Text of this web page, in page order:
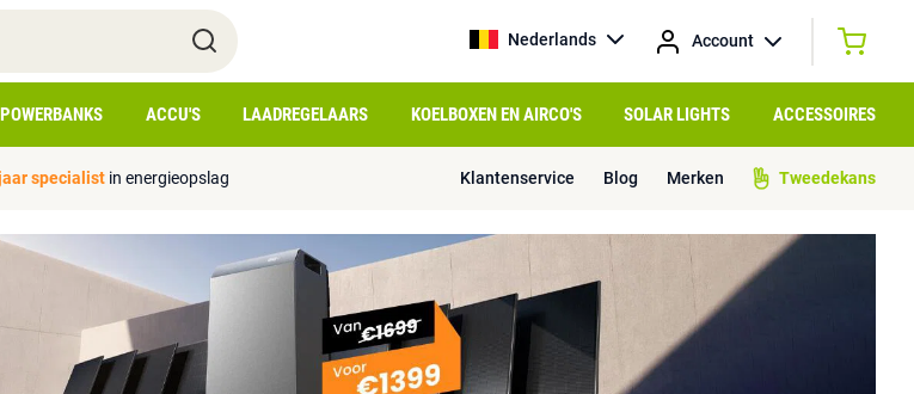
Nederlands Account
POWERBANKS ACCU'S LAADREGELAARS KOELBOXEN EN AIRCO'S SOLAR LIGHTS ACCESSOIRES
specialist in energieopslag Klantenservice Blog Merken Tweedekans